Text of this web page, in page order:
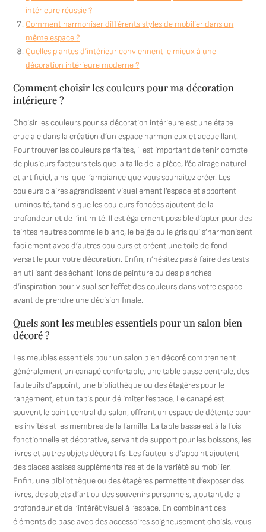
intérieure réussie ?
Comment harmoniser différents styles de mobilier dans un
même espace ?
Quelles plantes d’intérieur conviennent le mieux à une
décoration intérieure moderne ?
Comment choisir les couleurs pour ma décoration
intérieure ?
Choisir les couleurs pour sa décoration intérieure est une étape
cruciale dans la création d’un espace harmonieux et accueillant.
Pour trouver les couleurs parfaites, il est important de tenir compte
de plusieurs facteurs tels que la taille de la pièce, l’éclairage naturel
et artificiel, ainsi que l’ambiance que vous souhaitez créer. Les
couleurs claires agrandissent visuellement l’espace et apportent
luminosité, tandis que les couleurs foncées ajoutent de la
profondeur et de l’intimité. Il est également possible d’opter pour des
teintes neutres comme le blanc, le beige ou le gris qui s’harmonisent
facilement avec d’autres couleurs et créent une toile de fond
versatile pour votre décoration. Enfin, n’hésitez pas à faire des tests
en utilisant des échantillons de peinture ou des planches
d’inspiration pour visualiser l’effet des couleurs dans votre espace
avant de prendre une décision finale.
Quels sont les meubles essentiels pour un salon bien
décoré ?
Les meubles essentiels pour un salon bien décoré comprennent
généralement un canapé confortable, une table basse centrale, des
fauteuils d’appoint, une bibliothèque ou des étagères pour le
rangement, et un tapis pour délimiter l’espace. Le canapé est
souvent le point central du salon, offrant un espace de détente pour
les invités et les membres de la famille. La table basse est à la fois
fonctionnelle et décorative, servant de support pour les boissons, les
livres et autres objets décoratifs. Les fauteuils d’appoint ajoutent
des places assises supplémentaires et de la variété au mobilier.
Enfin, une bibliothèque ou des étagères permettent d’exposer des
livres, des objets d’art ou des souvenirs personnels, ajoutant de la
profondeur et de l’intérêt visuel à l’espace. En combinant ces
éléments de base avec des accessoires soigneusement choisis, vous